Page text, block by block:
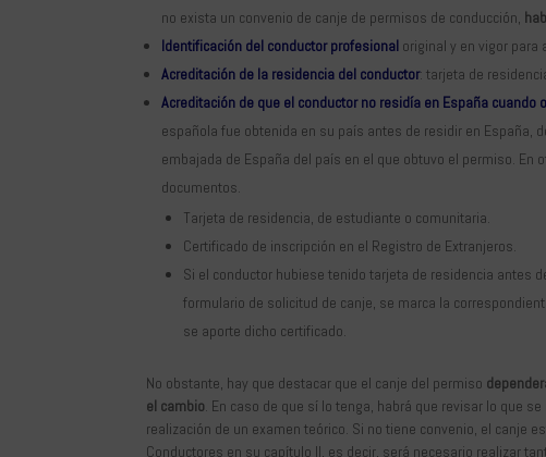
no exista un convenio de canje de permisos de conducción,
Identificación del conductor profesional original y en vigor para
Acreditación de la residencia del conductor: tarjeta de
Acreditación de que el conductor no residía en España cuando
española fue obtenida en su país antes de residir en España,
embajada de España del país en el que obtuvo el permiso.
documentos.
Tarjeta de residencia, de estudiante o comunitaria.
Certificado de inscripción en el Registro de Extranjeros.
Si el conductor hubiese tenido tarjeta de residencia antes
formulario de solicitud de canje, se marca la
se aporte dicho certificado.
No obstante, hay que destacar que el canje del permiso
el cambio. En caso de que sí lo tenga, habrá que revisar lo que
realización de un examen teórico. Si no tiene convenio, el canje
Conductores en su capítulo II, es decir, será necesario realizar